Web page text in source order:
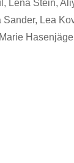
Lena Stein,
Sander, Lea